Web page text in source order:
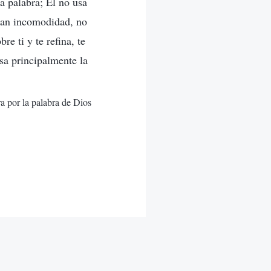
incomodidad, no
ti y te refina, te
principalmente la
por la palabra de Dios